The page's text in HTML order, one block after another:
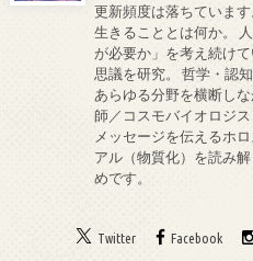
更新頻度は落ちていま
生きることとは何か。
が必要か」を考え続け
思議を研究。 哲学・認
あらゆる分野を横断し
師／コスモバイオロジ
メッセージを伝えるホ
アル（物質化）を読み
めです。
Twitter Facebook